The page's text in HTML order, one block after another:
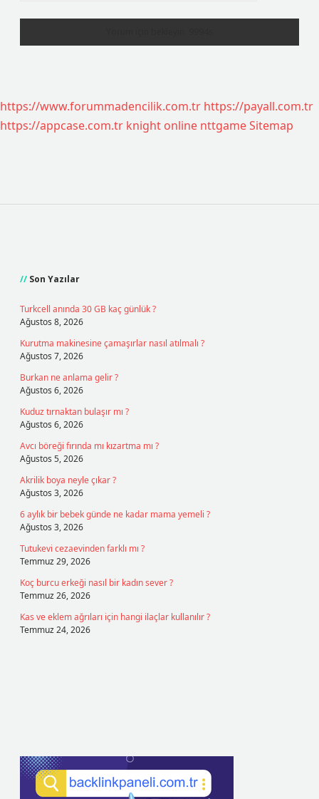
https://www.forummadencilik.com.tr https://payall.com.tr
https://appcase.com.tr knight online nttgameSitemap
Son Yazılar
Turkcell anında 30 GB kaç günlük ?
Ağustos 8, 2026
Kurutma makinesine çamaşırlar nasıl atılmalı ?
Ağustos 7, 2026
Burkan ne anlama gelir ?
Ağustos 6, 2026
Kuduz tırnaktan bulaşır mı ?
Ağustos 6, 2026
Avcı böreği fırında mı kızartma mı ?
Ağustos 5, 2026
Akrilik boya neyle çıkar ?
Ağustos 3, 2026
6 aylık bir bebek günde ne kadar mama yemeli ?
Ağustos 3, 2026
Tutukevi cezaevinden farklı mı ?
Temmuz 29, 2026
Koç burcu erkeği nasıl bir kadın sever ?
Temmuz 26, 2026
Kas ve eklem ağrıları için hangi ilaçlar kullanılır ?
Temmuz 24, 2026